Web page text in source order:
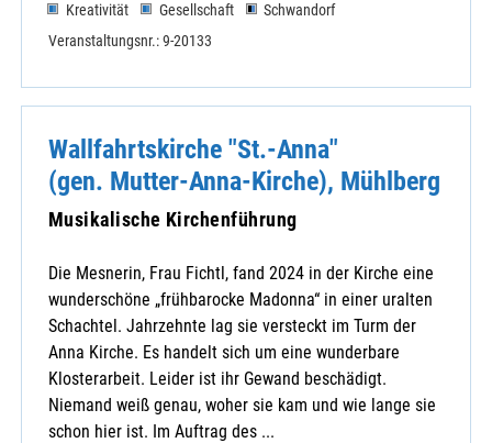
Kreativität Gesellschaft
Schwandorf
Veranstaltungsnr.: 9-20133
Wallfahrtskirche "St.-Anna"
(gen. Mutter-Anna-Kirche), Mühlberg
Musikalische Kirchenführung
Die Mesnerin, Frau Fichtl, fand 2024 in der Kirche eine
wunderschöne „frühbarocke Madonna“ in einer uralten
Schachtel. Jahrzehnte lag sie versteckt im Turm der
Anna Kirche. Es handelt sich um eine wunderbare
Klosterarbeit. Leider ist ihr Gewand beschädigt.
Niemand weiß genau, woher sie kam und wie lange sie
schon hier ist. Im Auftrag des ...